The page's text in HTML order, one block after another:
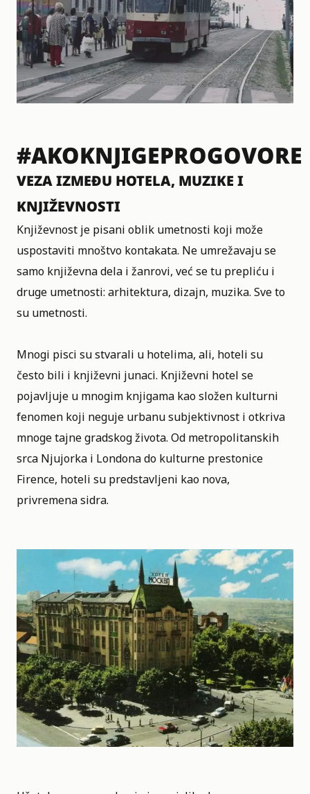
#AKOKNJIGEPROGOVORE
VEZA IZMEĐU HOTELA, MUZIKE I
KNJIŽEVNOSTI
Književnost je pisani oblik umetnosti koji može
uspostaviti mnoštvo kontakata. Ne umrežavaju se
samo književna dela i žanrovi, već se tu prepliću i
druge umetnosti: arhitektura, dizajn, muzika. Sve to
su umetnosti.
Mnogi pisci su stvarali u hotelima, ali, hoteli su
često bili i književni junaci. Književni hotel se
pojavljuje u mnogim knjigama kao složen kulturni
fenomen koji neguje urbanu subjektivnost i otkriva
mnoge tajne gradskog života. Od metropolitanskih
srca Njujorka i Londona do kulturne prestonice
Firence, hoteli su predstavljeni kao nova,
privremena sidra.